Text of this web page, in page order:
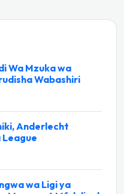
Wa Mzuka wa
Wabashiri
Anderlecht
League
wa Ligi ya